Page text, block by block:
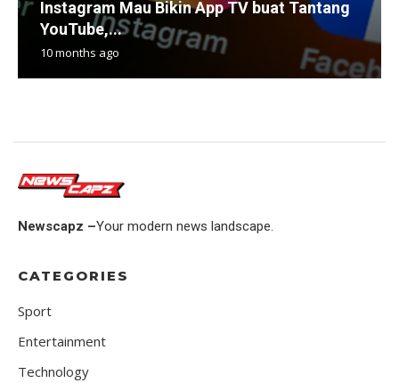
Instagram Mau Bikin App TV buat Tantang
YouTube,...
10 months ago
Newscapz –Your modern news landscape.
CATEGORIES
Sport
Entertainment
Technology